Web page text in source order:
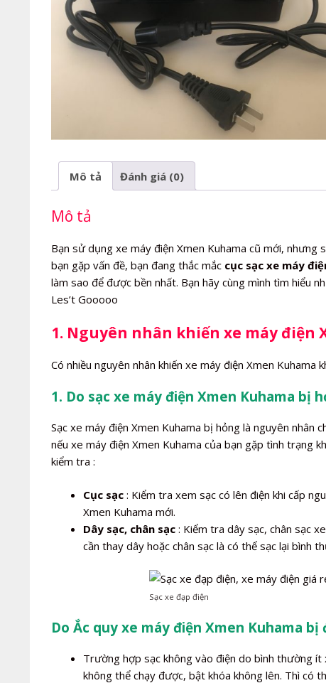
Mô tả Đánh giá (0)
Mô tả
Bạn sử dụng xe máy điện Xmen Kuhama cũ mới, nhưng
bạn gặp vấn đề, bạn đang thắc mắc cục sạc xe máy
làm sao để được bền nhất. Bạn hãy cùng mình tìm hiểu
Les’t Gooooo
1. Nguyên nhân khiến xe máy điện
Có nhiều nguyên nhân khiến xe máy điện Xmen Kuhama
1. Do sạc xe máy điện Xmen Kuhama bị
Sạc xe máy điện Xmen Kuhama bị hỏng là nguyên nhân
nếu xe máy điện Xmen Kuhama của bạn gặp tình trạng
kiểm tra :
Cục sạc : Kiểm tra xem sạc có lên điện khi cấp
Xmen Kuhama mới.
Dây sạc, chân sạc : Kiểm tra dây sạc, chân sạc
cần thay dây hoặc chân sạc là có thể sạc lại bình
Sạc xe đạp điện
Do Ắc quy xe máy điện Xmen Kuhama
Trường hợp sạc không vào điện do bình thường
không thể chạy được, bật khóa không lên. Thì có